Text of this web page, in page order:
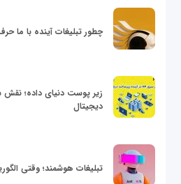
چطور تبلیغات آینده با ما
دیجیتال
تبلیغات هوشمند؛ وقتی